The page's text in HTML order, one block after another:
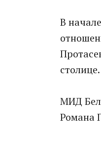
В
МИД
Романа